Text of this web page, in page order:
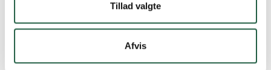
Tillad valgte
Afvis
Hvad gør jeg for at tætne sammenføjningen